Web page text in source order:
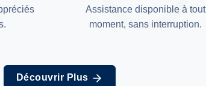
Assistance disponible à tout
moment, sans interruption.
Découvrir Plus